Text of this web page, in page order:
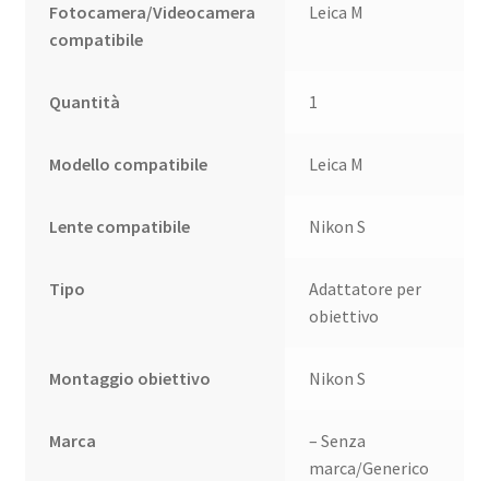
Fotocamera/Videocamera
compatibile
Leica M
Quantità 1
Modello compatibile Leica M
Lente compatibile Nikon S
Tipo
Adattatore per
obiettivo
Montaggio obiettivo Nikon S
Marca
– Senza
marca/Generico